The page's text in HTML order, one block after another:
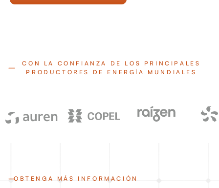
CON LA CONFIANZA DE LOS PRINCIPALES
PRODUCTORES DE ENERGÍA MUNDIALES
OBTENGA MÁS INFORMACIÓN